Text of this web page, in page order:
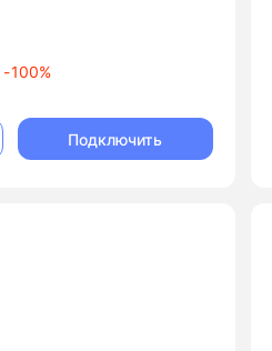
-100%
Подключить